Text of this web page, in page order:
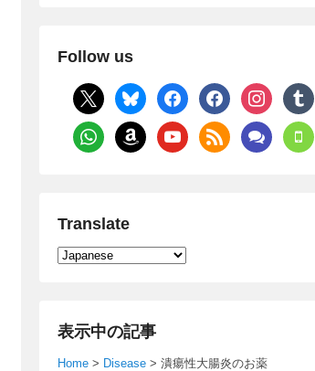
Follow us
x bluesky facebookfacebookinstagramtumblr
whatsappamazon youtube rss commentsmobile
Translate
表示中の記事
Home > Disease > 潰瘍性大腸炎のお薬